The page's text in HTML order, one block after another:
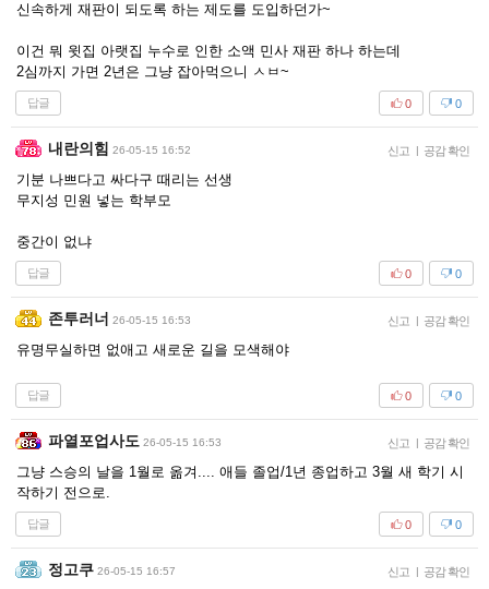
신속하게 재판이 되도록 하는 제도를 도입하던가~
이건 뭐 윗집 아랫집 누수로 인한 소액 민사 재판 하나 하는데
2심까지 가면 2년은 그냥 잡아먹으니 ㅅㅂ~
답글 0
0
내란의힘 26-05-15 16:52 신고 | 공감 확인
기분 나쁘다고 싸다구 때리는 선생
무지성 민원 넣는 학부모
중간이 없냐
답글 0
0
존투러너 26-05-15 16:53 신고 | 공감 확인
유명무실하면 없애고 새로운 길을 모색해야
답글 0
0
파열포업사도 26-05-15 16:53 신고 | 공감 확인
그냥 스승의 날을 1월로 옮겨.... 애들 졸업/1년 종업하고 3월 새 학기 시
작하기 전으로.
답글 0
0
정고쿠 26-05-15 16:57 신고 | 공감 확인